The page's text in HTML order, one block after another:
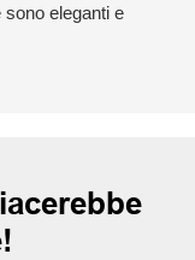
eleganti e